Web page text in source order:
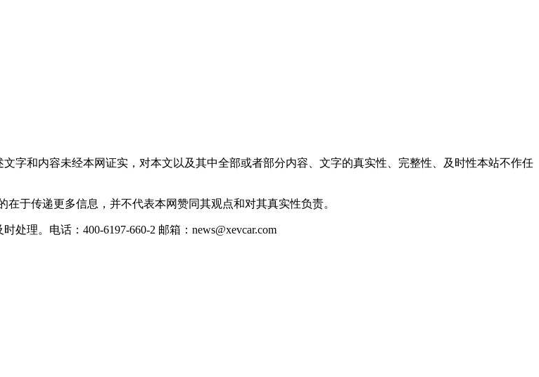
字和内容未经本网证实，对本文以及其中全部或者部分内容、文字的真实性、完整性、及时性本站不作任
于传递更多信息，并不代表本网赞同其观点和对其真实性负责。
理。电话：400-6197-660-2 邮箱：news@xevcar.com